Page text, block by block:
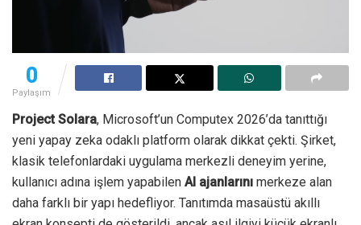
0
Paylaşım
Project Solara, Microsoft’un Computex 2026’da tanıttığı
yeni yapay zeka odaklı platform olarak dikkat çekti. Şirket,
klasik telefonlardaki uygulama merkezli deneyim yerine,
kullanıcı adına işlem yapabilen AI ajanlarını merkeze alan
daha farklı bir yapı hedefliyor. Tanıtımda masaüstü akıllı